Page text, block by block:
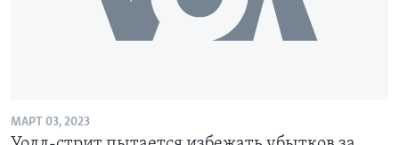
МАРТ 03, 2023